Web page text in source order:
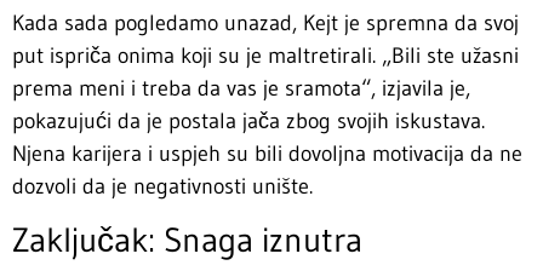
Kada sada pogledamo unazad, Kejt je spremna da svoj
put ispriča onima koji su je maltretirali. „Bili ste užasni
prema meni i treba da vas je sramota“, izjavila je,
pokazujući da je postala jača zbog svojih iskustava.
Njena karijera i uspjeh su bili dovoljna motivacija da ne
dozvoli da je negativnosti unište.
Zaključak: Snaga iznutra